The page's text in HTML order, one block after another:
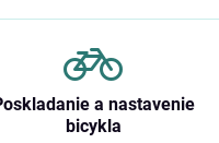
a nastavenie
bicykla